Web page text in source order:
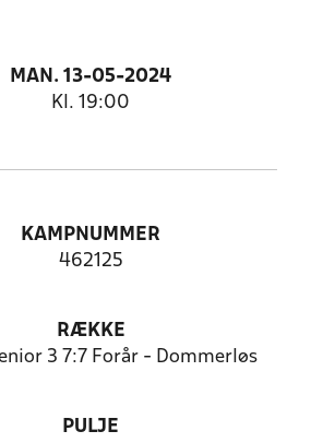
MAN. 13-05-2024
Kl. 19:00
KAMPNUMMER
462125
RÆKKE
3 7:7 Forår - Dommerløs
PULJE